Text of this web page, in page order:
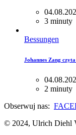
3 minuty
Bessungen
Johannes Zang
2 minuty
Obserwuj nas:
© 2024, Ulrich Diehl